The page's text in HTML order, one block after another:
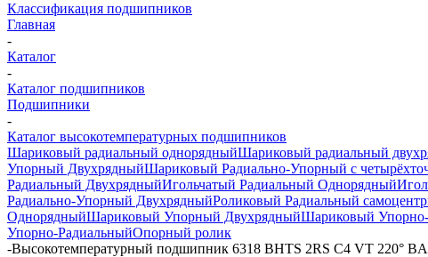
Классификация подшипников
Главная
-
Каталог
-
Каталог подшипников
Подшипники
-
Каталог высокотемпературных подшипников
Шариковый радиальный однорядныйШариковый радиальный
Упорный ДвухрядныйШариковый Радиально-Упорный с
Радиальный ДвухрядныйИгольчатый Радиальный Однорядный
Радиально-Упорный ДвухрядныйРоликовый Радиальный
ОднорядныйШариковый Упорный ДвухрядныйШариковый
Упорно-РадиальныйОпорный ролик
-Высокотемпературный подшипник 6318 BHTS 2RS C4 VT 220°